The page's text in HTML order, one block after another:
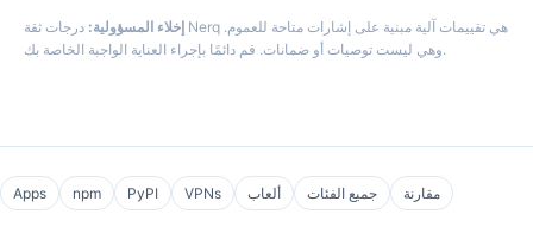
إخلاء المسؤولية: درجات ثقة Nerq هي تقييمات آلية مبنية على إشارات متاحة للعموم.
وهي ليست توصيات أو ضمانات. قم دائمًا بإجراء العناية الواجبة الخاصة بك.
Apps npm PyPI VPNs ألعاب جميع الفئات مقارنة